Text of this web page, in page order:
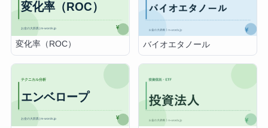
変化率（ROC） バイオエタノール